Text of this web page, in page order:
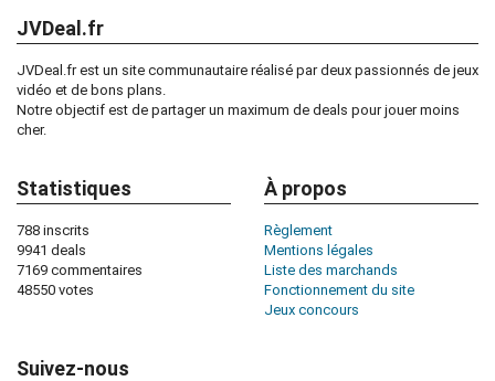
JVDeal.fr
JVDeal.fr est un site communautaire réalisé par deux passionnés de jeux
vidéo et de bons plans.
Notre objectif est de partager un maximum de deals pour jouer moins
cher.
Statistiques
788 inscrits
9941 deals
7169 commentaires
48550 votes
À propos
Règlement
Mentions légales
Liste des marchands
Fonctionnement du site
Jeux concours
Suivez-nous